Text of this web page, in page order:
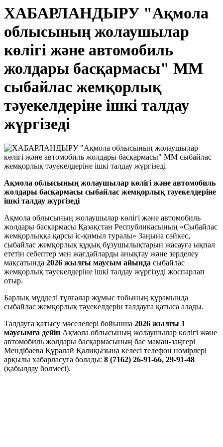
ХАБАРЛАНДЫРУ "Ақмола
облысының жолаушылар
көлігі және автомобиль
жолдары басқармасы" ММ
сыбайлас жемқорлық
тәуекелдеріне ішкі талдау
жүргізеді
Ақмола облысының жолаушылар көлігі және автомобиль
жолдары басқармасы сыбайлас жемқорлық тәуекелдеріне
ішкі талдау жүргізеді
Ақмола облысының жолаушылар көлігі және автомобиль
жолдары басқармасы Қазақстан Республикасының «Сыбайлас
жемқорлыққа қарсы іс-қимыл туралы» Заңына сәйкес,
сыбайлас жемқорлық құқық бұзушылықтарын жасауға ықпал
ететін себептер мен жағдайларды анықтау және зерделеу
мақсатында 2026 жылғы маусым айында сыбайлас
жемқорлық тәуекелдеріне ішкі талдау жүргізуді жоспарлап
отыр.
Барлық мүдделі тұлғалар жұмыс тобының құрамында
сыбайлас жемқорлық тәуекелдерін талдауға қатыса алады.
Талдауға қатысу мәселелері бойынша 2026 жылғы 1
маусымға дейін Ақмола облысының жолаушылар көлігі және
автомобиль жолдары басқармасының бас маман-заңгері
Мендібаева Құралай Қалиқызына келесі телефон нөмірлері
арқылы хабарласуға болады: 8 (7162) 26-91-66, 29-91-48
(қабылдау бөлмесі).